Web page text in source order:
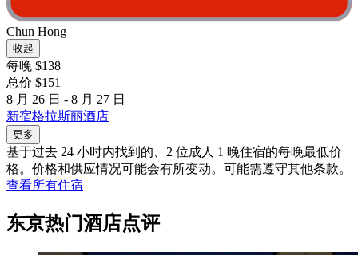
Chun Hong
收起
每晚 $138
总价 $151
8 月 26 日 - 8 月 27 日
新宿格拉斯丽酒店
更多
基于过去 24 小时内找到的、2 位成人 1 晚住宿的每晚最低价
格。价格和供应情况可能会有所变动。可能需遵守其他条款。
查看所有住宿
东京热门酒店点评